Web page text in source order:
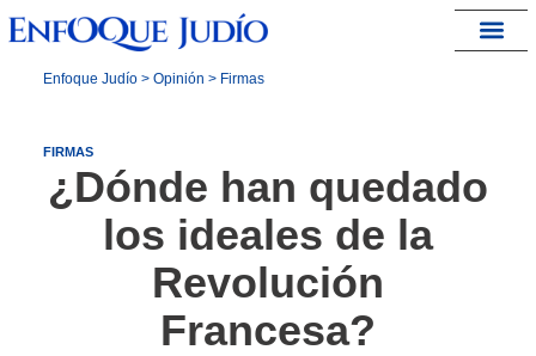
Enfoque Judío> Opinión > Firmas
FIRMAS
¿Dónde han quedado
los ideales de la
Revolución
Francesa?